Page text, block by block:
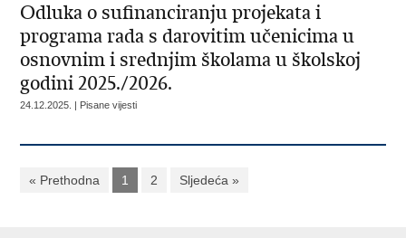
Odluka o sufinanciranju projekata i
programa rada s darovitim učenicima u
osnovnim i srednjim školama u školskoj
godini 2025./2026.
24.12.2025. | Pisane vijesti
« Prethodna 1 2 Sljedeća »